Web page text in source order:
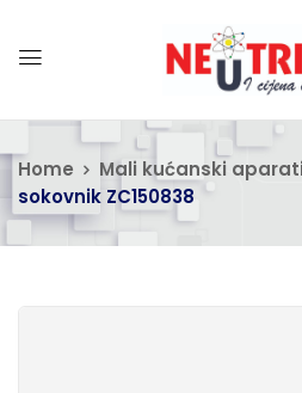
Home Mali kućanski aparati
sokovnik ZC150838